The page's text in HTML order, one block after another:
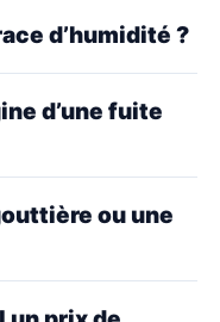
d’humidité ?
d’une fuite
ou une